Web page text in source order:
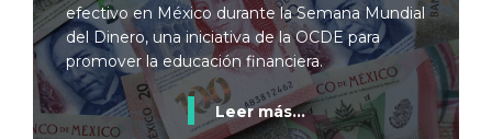
efectivo en México durante la Semana Mundial
del Dinero, una iniciativa de la OCDE para
promover la educación financiera.
Leer más...